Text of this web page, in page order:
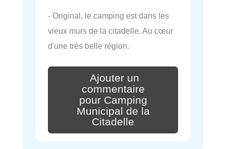
- Original, le camping est dans les
vieux murs de la citadelle. Au cœur
d'une très belle région.
Ajouter un
commentaire
pour Camping
Municipal de la
Citadelle